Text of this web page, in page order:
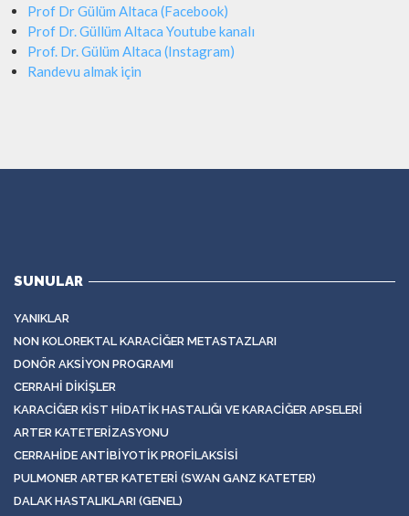
Prof Dr Gülüm Altaca (Facebook)
Prof Dr. Güllüm Altaca Youtube kanalı
Prof. Dr. Gülüm Altaca (Instagram)
Randevu almak için
SUNULAR
YANIKLAR
NON KOLOREKTAL KARACIĞER METASTAZLARI
DONÖR AKSIYON PROGRAMI
CERRAHI DIKIŞLER
KARACIĞER KIST HIDATIK HASTALIĞI VE KARACIĞER APSELERI
ARTER KATETERIZASYONU
CERRAHIDE ANTIBIYOTIK PROFILAKSISI
PULMONER ARTER KATETERI (SWAN GANZ KATETER)
DALAK HASTALIKLARI (GENEL)